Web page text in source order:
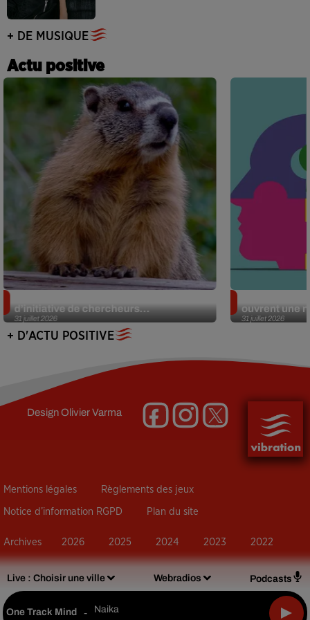
Live : Choisir une ville Webradios Podcasts
One Track Mind - Naika
+ DE MUSIQUE
Actu positive
31 juillet 2026
d’initiative de chercheurs...
31 juillet 2026
ouvrent une
+ D'ACTU POSITIVE
DesignOlivier Varma
Mentions légales Règlements des jeux
Notice d’information RGPD Plan du site
Archives 2026 2025 2024 2023 2022